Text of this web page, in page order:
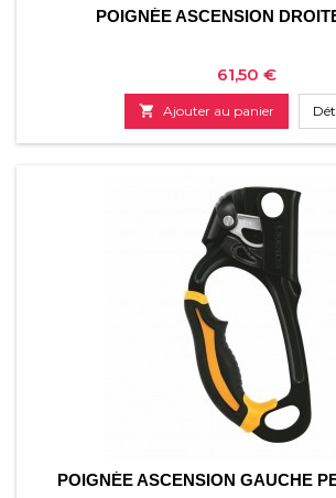
POIGNÉE ASCENSION
Prix
61,50 €
 Ajouter au panier
POIGNÉE ASCENSION GAUCHE